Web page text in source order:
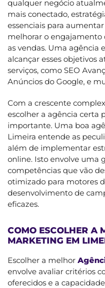
qualquer negócio
mais conectado,
essenciais para
melhorar o
as vendas. Uma agência
alcançar esses objetivos
serviços, como SEO
Anúncios do Google, e
Com a crescente
escolher a agência certa
importante. Uma boa
Limeira entende as
além de implementar
online. Isto envolve uma
competências que vão
otimizado para motores
desenvolvimento de
eficazes.
COMO ESCOLHER A
MARKETING EM
Escolher a melhor
envolve avaliar critérios
oferecidos e a